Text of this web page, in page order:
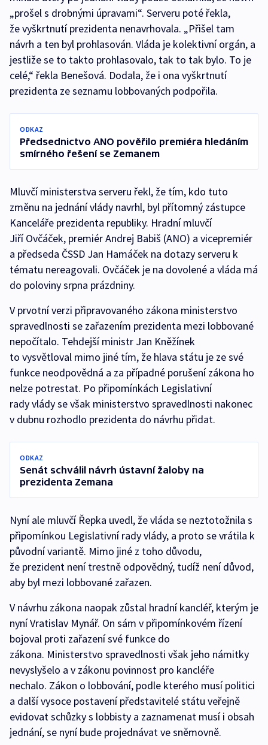
„prošel s drobnými úpravami“. Serveru poté řekla,
že vyškrtnutí prezidenta nenavrhovala. „Přišel tam
návrh a ten byl prohlasován. Vláda je kolektivní orgán, a
jestliže se to takto prohlasovalo, tak to tak bylo. To je
celé,“ řekla Benešová. Dodala, že i ona vyškrtnutí
prezidenta ze seznamu lobbovaných podpořila.
ODKAZ
Předsednictvo ANO pověřilo premiéra hledáním
smírného řešení se Zemanem
Mluvčí ministerstva serveru řekl, že tím, kdo tuto
změnu na jednání vlády navrhl, byl přítomný zástupce
Kanceláře prezidenta republiky. Hradní mluvčí
Jiří Ovčáček, premiér Andrej Babiš (ANO) a vicepremiér
a předseda ČSSD Jan Hamáček na dotazy serveru k
tématu nereagovali. Ovčáček je na dovolené a vláda má
do poloviny srpna prázdniny.
V prvotní verzi připravovaného zákona ministerstvo
spravedlnosti se zařazením prezidenta mezi lobbované
nepočítalo. Tehdejší ministr Jan Kněžínek
to vysvětloval mimo jiné tím, že hlava státu je ze své
funkce neodpovědná a za případné porušení zákona ho
nelze potrestat. Po připomínkách Legislativní
rady vlády se však ministerstvo spravedlnosti nakonec
v dubnu rozhodlo prezidenta do návrhu přidat.
ODKAZ
Senát schválil návrh ústavní žaloby na
prezidenta Zemana
Nyní ale mluvčí Řepka uvedl, že vláda se neztotožnila s
připomínkou Legislativní rady vlády, a proto se vrátila k
původní variantě. Mimo jiné z toho důvodu,
že prezident není trestně odpovědný, tudíž není důvod,
aby byl mezi lobbované zařazen.
V návrhu zákona naopak zůstal hradní kancléř, kterým je
nyní Vratislav Mynář. On sám v připomínkovém řízení
bojoval proti zařazení své funkce do
zákona. Ministerstvo spravedlnosti však jeho námitky
nevyslyšelo a v zákonu povinnost pro kancléře
nechalo. Zákon o lobbování, podle kterého musí politici
a další vysoce postavení představitelé státu veřejně
evidovat schůzky s lobbisty a zaznamenat musí i obsah
jednání, se nyní bude projednávat ve sněmovně.